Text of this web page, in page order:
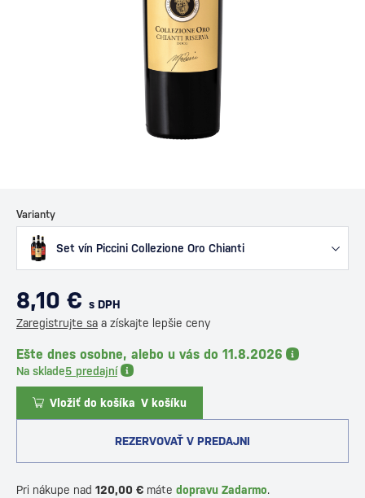
Varianty
Set vín Piccini Collezione Oro Chianti
8,10 € s DPH
Zaregistrujte sa a získajte lepšie ceny
Ešte dnes osobne, alebo u vás do 11.8.2026
Na sklade5 predajní
Vložiť do košíka V košíku
REZERVOVAŤ V PREDAJNI
Pri nákupe nad 120,00 € máte dopravu Zadarmo.